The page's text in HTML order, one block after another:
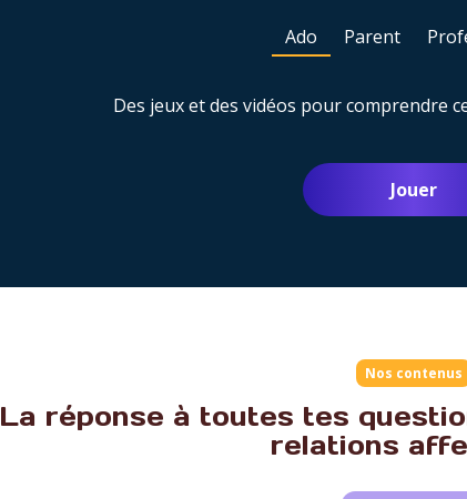
Ado Parent
Des jeux et des vidéos pour comprendre
Jouer
Nos contenus
La réponse à toutes tes
relations